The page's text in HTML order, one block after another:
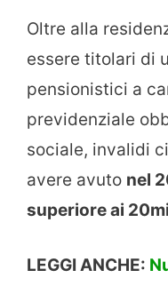
Oltre alla
essere titolari di
pensionistici a
previdenziale
sociale, invalidi
avere avuto nel
superiore ai
LEGGI ANCHE: